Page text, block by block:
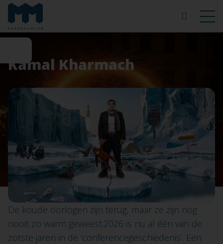
Kamal Kharmach
De koude oorlogen zijn terug, maar ze zijn nog
nooit zo warm geweest.2026 is nu al één van de
zotste jaren in de ‘conferencegeschiedenis’. Een